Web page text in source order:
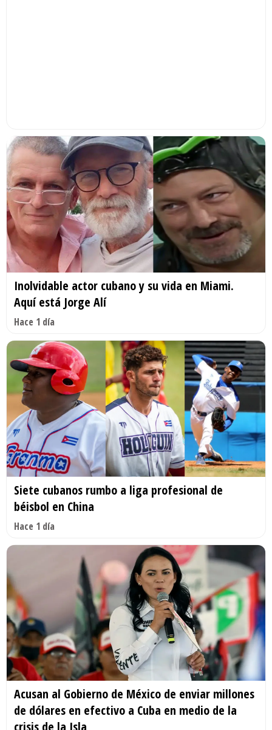
Inolvidable actor cubano y su vida en Miami.
Aquí está Jorge Alí
Hace 1 día
Siete cubanos rumbo a liga profesional de
béisbol en China
Hace 1 día
Acusan al Gobierno de México de enviar millones
de dólares en efectivo a Cuba en medio de la